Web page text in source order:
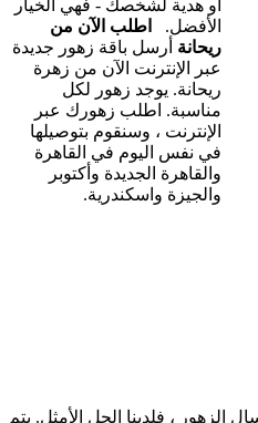
أو هدية لشخصك - فهي الخيار
الأفضل.
اطلب الآن من
ريحانة أرسل باقة زهور جديدة
عبر الإنترنت الآن من زهرة
ريحانة. يوجد زهور لكل
مناسبة. اطلب زهورك عبر
الإنترنت ، وسنقوم بتوصيلها
في نفس اليوم في القاهرة
والقاهرة الجديدة وأكتوبر
والجيزة واسكندرية.
الزهور ، فلدينا الحل الأمثل. يتم